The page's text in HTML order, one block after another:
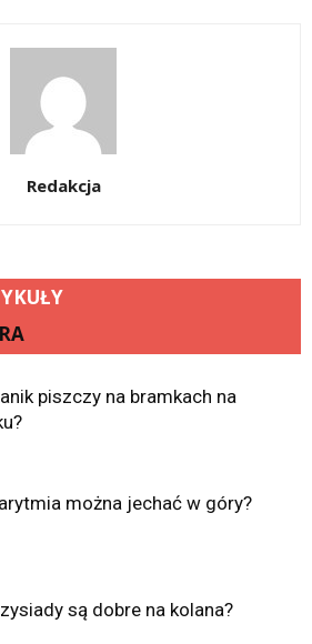
Redakcja
piszczy na bramkach na
można jechać w góry?
są dobre na kolana?